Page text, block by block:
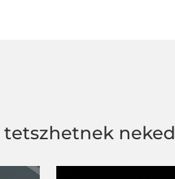
tetszhetnek neked